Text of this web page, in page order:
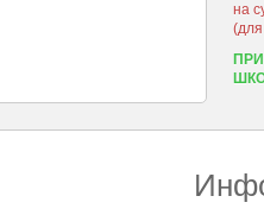
на
(для